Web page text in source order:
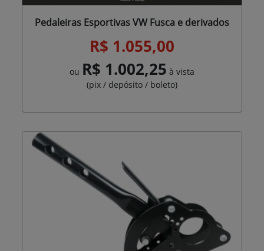
Pedaleiras Esportivas VW Fusca e derivados
R$ 1.055,00
ou R$ 1.002,25 à vista
(pix / depósito / boleto)